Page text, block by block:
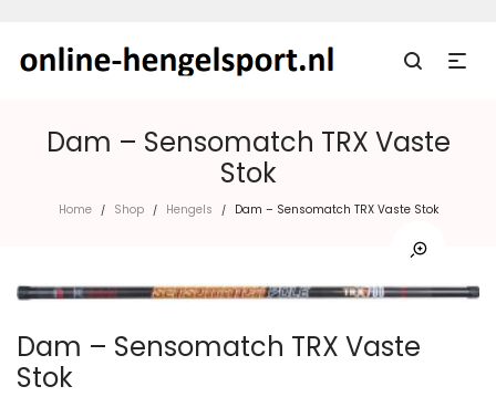
Dam – Sensomatch TRX Vaste
Stok
Home / Shop / Hengels / Dam – Sensomatch TRX Vaste Stok
Dam – Sensomatch TRX Vaste
Stok